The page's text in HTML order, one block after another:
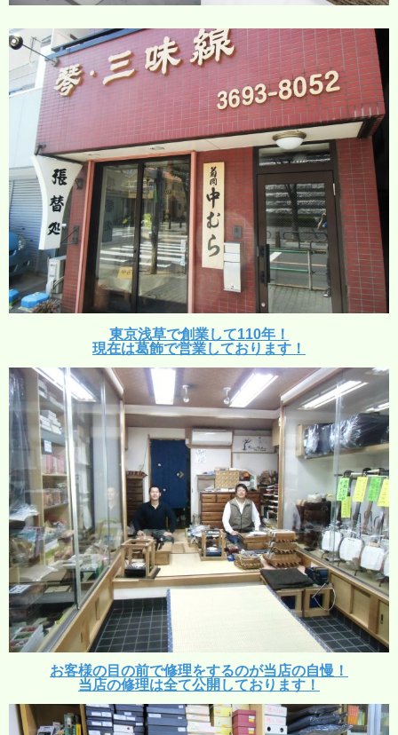
東京浅草で創業して110年！
現在は葛飾で営業しております！
お客様の目の前で修理をするのが当店の自慢！
当店の修理は全て公開しております！